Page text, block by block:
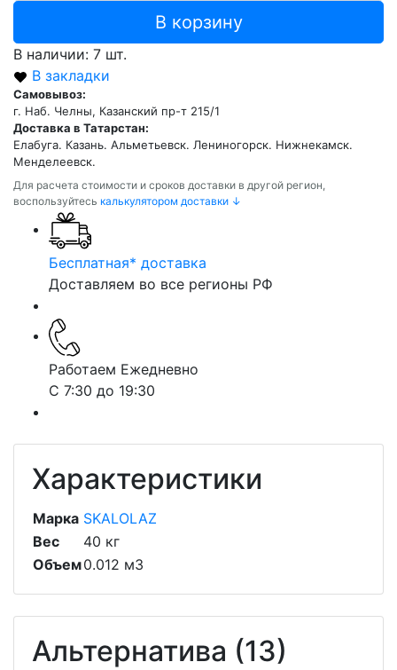
В корзину
В наличии: 7 шт.
В закладки
Самовывоз:
г. Наб. Челны, Казанский пр-т 215/1
Доставка в Татарстан:
Елабуга. Казань. Альметьевск. Лениногорск. Нижнекамск.
Менделеевск.
Для расчета стоимости и сроков доставки в другой регион,
воспользуйтесь калькулятором доставки ↓
Бесплатная* доставка
Доставляем во все регионы РФ
Работаем Ежедневно
С 7:30 до 19:30
Характеристики
Марка SKALOLAZ
Вес
40 кг
Объем0.012 м3
Альтернатива (13)